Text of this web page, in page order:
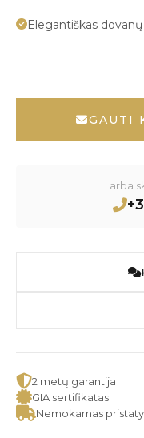
Elegantiškas
GAUTI
arba
2 metų garantija
GIA sertifikatas
Nemokamas